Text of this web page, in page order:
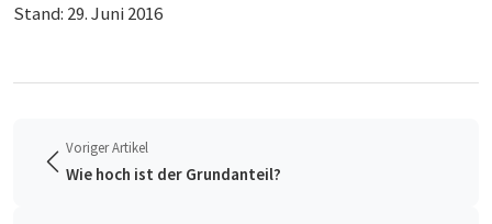
Stand: 29. Juni 2016
Voriger Artikel
Wie hoch ist der Grundanteil?